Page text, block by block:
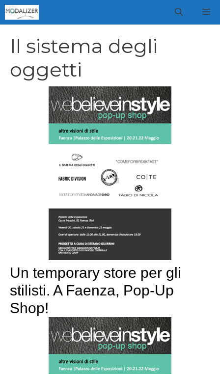
Vai
al
Il sistema degli
oggetti
Un temporary store per gli
stilisti. A Faenza, Pop-Up
Shop!